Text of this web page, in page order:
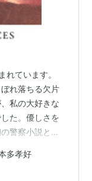
庫）
（単
れています。
れ落ちる欠片
私の大好きな
た。優しさを
警察小説とい
一課のモブ顔
・瀬良。和泉
多孝好